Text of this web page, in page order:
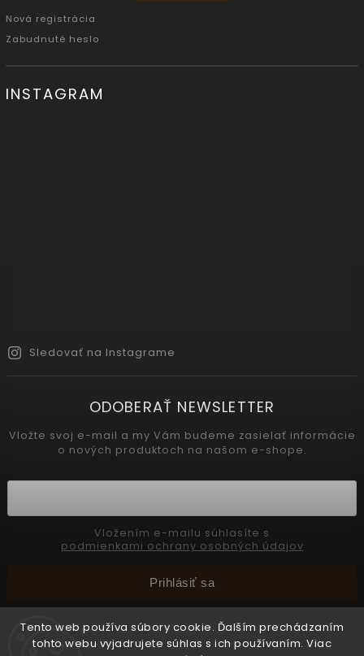
Tento web používa súbory cookie. Ďalším prechádzaním
tohto webu vyjadrujete súhlas s ich používaním. Viac
Nová registrácia
Zabudnuté heslo
INSTAGRAM
Sledovať na Instagrame
ODOBERAŤ NEWSLETTER
Vložte svoj e-mail a my Vám budeme zasielať informácie
o nových produktoch na našom e-shope.
podmienkami ochrany osobných údajov
Prihlásiť sa
Copyright 2026INTERMEDIC SK. Všetky práva vyhradené.